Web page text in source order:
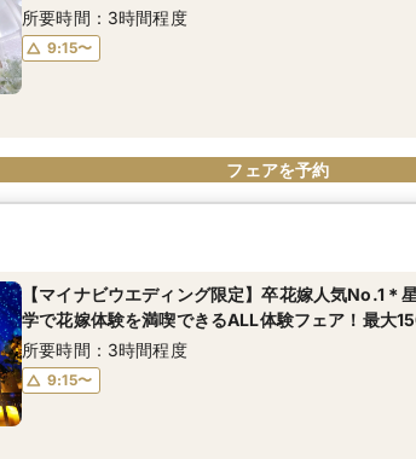
所要時間：3時間程度
9:15〜
フェアを予約
【マイナビウエディング限定】卒花嫁人気No.1
学で花嫁体験を満喫できるALL体験フェア！最大
所要時間：3時間程度
9:15〜